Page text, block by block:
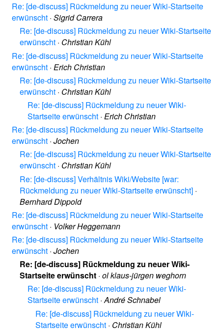
Re: [de-discuss] Rückmeldung zu neuer Wiki-Startseite
erwünscht · Sigrid Carrera
Re: [de-discuss] Rückmeldung zu neuer Wiki-Startseite
erwünscht · Christian Kühl
Re: [de-discuss] Rückmeldung zu neuer Wiki-Startseite
erwünscht · Erich Christian
Re: [de-discuss] Rückmeldung zu neuer Wiki-Startseite
erwünscht · Christian Kühl
Re: [de-discuss] Rückmeldung zu neuer Wiki-
Startseite erwünscht · Erich Christian
Re: [de-discuss] Rückmeldung zu neuer Wiki-Startseite
erwünscht · Jochen
Re: [de-discuss] Rückmeldung zu neuer Wiki-Startseite
erwünscht · Christian Kühl
Re: [de-discuss] Verhältnis Wiki/Website [war:
Rückmeldung zu neuer Wiki-Startseite erwünscht] ·
Bernhard Dippold
Re: [de-discuss] Rückmeldung zu neuer Wiki-Startseite
erwünscht · Volker Heggemann
Re: [de-discuss] Rückmeldung zu neuer Wiki-Startseite
erwünscht · Jochen
Re: [de-discuss] Rückmeldung zu neuer Wiki-
Startseite erwünscht · ol klaus-jürgen weghorn
Re: [de-discuss] Rückmeldung zu neuer Wiki-
Startseite erwünscht ·André Schnabel
Re: [de-discuss] Rückmeldung zu neuer Wiki-
Startseite erwünscht · Christian Kühl